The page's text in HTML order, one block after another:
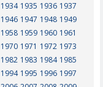
1934 1935 1936 1937
1946 1947 1948 1949
1958 1959 1960 1961
1970 1971 1972 1973
1982 1983 1984 1985
1994 1995 1996 1997